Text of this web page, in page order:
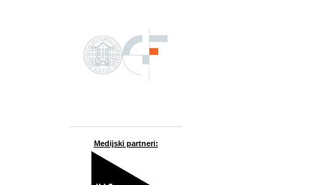
Medijski partneri: